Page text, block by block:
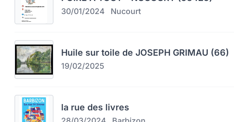
30/01/2024 Nucourt
Huile sur toile de JOSEPH GRIMAU (66)
19/02/2025
la rue des livres